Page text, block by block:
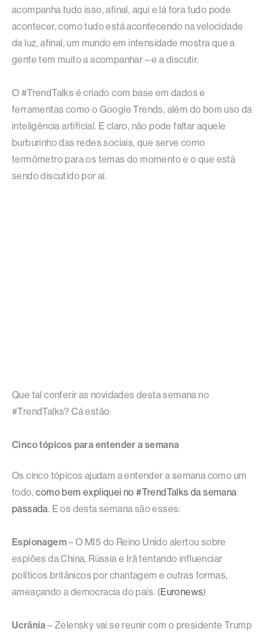
acompanha tudo isso, afinal, aqui e lá fora tudo pode
acontecer, como tudo está acontecendo na velocidade
da luz, afinal, um mundo em intensidade mostra que a
gente tem muito a acompanhar – e a discutir.
O #TrendTalks é criado com base em dados e
ferramentas como o Google Trends, além do bom uso da
inteligência artificial. E claro, não pode faltar aquele
burburinho das redes sociais, que serve como
termômetro para os temas do momento e o que está
sendo discutido por aí.
Que tal conferir as novidades desta semana no
#TrendTalks? Cá estão:
Cinco tópicos para entender a semana
Os cinco tópicos ajudam a entender a semana como um
todo,como bem expliquei no #TrendTalks da semana
passada. E os desta semana são esses:
Espionagem– O MI5 do Reino Unido alertou sobre
espiões da China, Rússia e Irã tentando influenciar
políticos britânicos por chantagem e outras formas,
ameaçando a democracia do país. (Euronews)
Ucrânia– Zelensky vai se reunir com o presidente Trump